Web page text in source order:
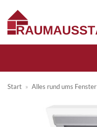
Inhalt
springen
Start » Alles rund ums Fenster